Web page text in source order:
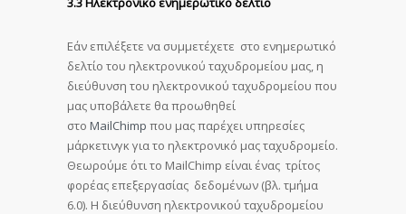
Εάν επιλέξετε να συμμετέχετε στο ενημερωτικό
δελτίο του ηλεκτρονικού ταχυδρομείου μας, η
διεύθυνση του ηλεκτρονικού ταχυδρομείου που
μας υποβάλετε θα προωθηθεί
στο MailChimp που μας παρέχει υπηρεσίες
μάρκετινγκ για το ηλεκτρονικό μας ταχυδρομείο.
Θεωρούμε ότι το MailChimp είναι ένας τρίτος
φορέας επεξεργασίας δεδομένων (βλ. τμήμα
6.0). Η διεύθυνση ηλεκτρονικού ταχυδρομείου